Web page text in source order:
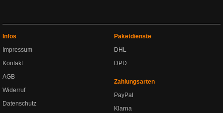
Infos
Impressum
Kontakt
AGB
Widerruf
Datenschutz
Paketdienste
DHL
DPD
Zahlungsarten
PayPal
Klarna